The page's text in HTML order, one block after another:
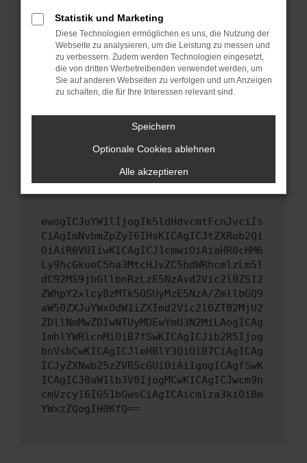
Betriebssystem auf dem neuesten Stand
sind.
Veraltete Software birgt nicht nur ein
Sicherheitsrisiko, sondern kann auch dazu
führen, dass bestimmte Funktionen nicht mehr
unterstützt werden.
Wende dich an den Webseitenbetreiber.
Wenn du alle oben genannten Schritte versucht
hast, kontaktiere uns bitte. Wir werden
versuchen, das Problem zu beheben. Du kannst
uns diesen Text schicken, um uns bei der
ewogICJuYW1lIjogIk5ldHdvcmtFcnJvciIs
CiAgImNvbmZpZyI6IHsKICAgICJtZXRob2Qi
OiAiR0VUIiwKICAgICJ1cmwiOiAiaHR0cHM6
Ly9hcGkueC5ha3MtcHJvZC5hdWRhcmlzLm5l
dC92MS9jbGllbnRzLzE5NzAvd2Vic2l0ZS12
ZWhpY2xlcy8zMTk5OSUyMzE5NzA/ZmllbGQ9
aW50ZXJuYWxOdW1iZXImd2Vic2l0ZT02MjU2
ZDllNmMwZDIwNTUyMDEwYmU3N2MiLAogICAg
ImhlYWRlcnMiOiB7fSwKICAgICJib2R5Ijog
bnVsbCwKICAgICJleHBlY3QiOiB7CiAgICAg
ICJyZXNwb25zZVR5cGUiOiAiIgogICAgfSwK
ICAgICJ0aW1lb3V0IjogMCwKICAgICJwcm9n
cmVzcyI6IG51bGwsCiAgICAicmlza3kiOiBm
YWxzZQogIH0KfQ==
Statistik und Marketing
Diese Technologien ermöglichen es uns, die Nutzung der
Webseite zu analysieren, um die Leistung zu messen und
zu verbessern. Zudem werden Technologien eingesetzt,
die von dritten Werbetreibenden verwendet werden, um
Sie auf anderen Webseiten zu verfolgen und um Anzeigen
zu schalten, die für Ihre Interessen relevant sind.
Speichern
Optionale Cookies ablehnen
Alle akzeptieren